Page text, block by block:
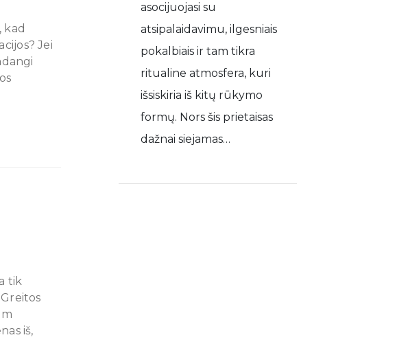
kad
Jei
tik
iš,
asocijuojasi su
atsipalaidavimu, ilgesniais
pokalbiais ir tam tikra
ritualine atmosfera, kuri
išsiskiria iš kitų rūkymo
formų. Nors šis prietaisas
dažnai siejamas…